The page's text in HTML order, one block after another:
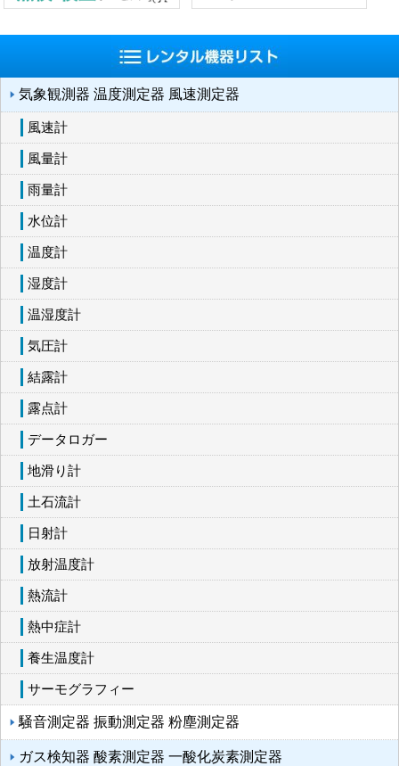
気象観測器 温度測定器 風速測定器
風速計
風量計
雨量計
水位計
温度計
湿度計
温湿度計
気圧計
結露計
露点計
データロガー
地滑り計
土石流計
日射計
放射温度計
熱流計
熱中症計
養生温度計
サーモグラフィー
騒音測定器 振動測定器 粉塵測定器
ガス検知器 酸素測定器 一酸化炭素測定器